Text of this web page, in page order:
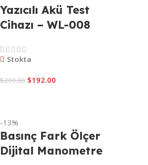
Yazıcılı Akü Test
Cihazı – WL-008
Stokta
$200.00 $192.00
-13%
Basınç Fark Ölçer
Dijital Manometre